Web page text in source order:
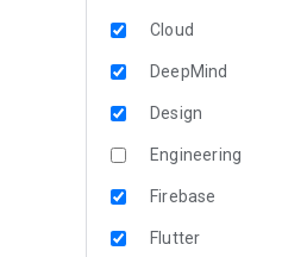
Cloud
DeepMind
Design
Engineering
Firebase
Flutter